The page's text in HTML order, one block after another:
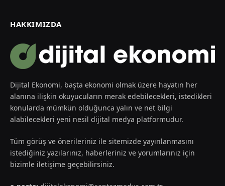
HAKKIMIZDA
Dijital Ekonomi, başta ekonomi olmak üzere hayatın her
alanına ilişkin okuyucuların merak edebilecekleri, istedikleri
konularda mümkün olduğunca yalın ve net bilgi
alabilecekleri yeni nesil dijital medya platformudur.
Tüm görüş ve önerileriniz ile sitemizde yayınlanmasını
istediğiniz yazılarınız, haberleriniz ve yorumlarınız için
bizimle iletişime geçebilirsiniz.